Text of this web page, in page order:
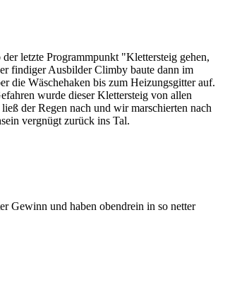
letzte Programmpunkt "Klettersteig gehen,
findiger Ausbilder Climby baute dann im
die Wäschehaken bis zum Heizungsgitter auf.
wurde dieser Klettersteig von allen
der Regen nach und wir marschierten nach
vergnügt zurück ins Tal.
Gewinn und haben obendrein in so netter